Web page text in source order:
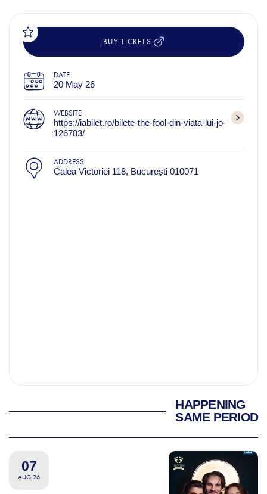
BUY TICKETS
DATE
20 May 26
WEBSITE
https://iabilet.ro/bilete-the-fool-din-viata-lui-jo-
126783/
ADDRESS
Calea Victoriei 118, București 010071
HAPPENING
SAME PERIOD
07
AUG 26